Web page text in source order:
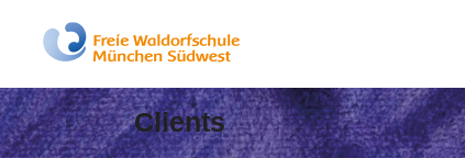
Clients